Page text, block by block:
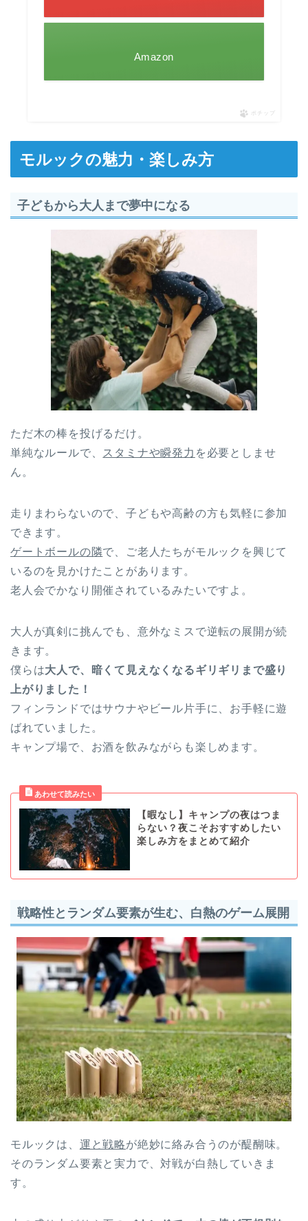
Amazon
ポチップ
モルックの魅力・楽しみ方
子どもから大人まで夢中になる
ただ木の棒を投げるだけ。
単純なルールで、 スタミナや瞬発力 を必要としませ
ん。
走りまわらないので、子どもや高齢の方も気軽に参加
できます。
ゲートボールの隣で、ご老人たちがモルックを興じて
いるのを見かけたことがあります。
老人会でかなり開催されているみたいですよ。
大人が真剣に挑んでも、意外なミスで逆転の展開が続
きます。
僕らは大人で、暗くて見えなくなるギリギリまで盛り
上がりました！
フィンランドではサウナやビール片手に、お手軽に遊
ばれていました。
キャンプ場で、お酒を飲みながらも楽しめます。
【暇なし】キャンプの夜はつま
らない？夜こそおすすめしたい
楽しみ方をまとめて紹介
戦略性とランダム要素が生む、白熱のゲーム展開
モルックは、 運と戦略が絶妙に絡み合うのが醍醐味。
そのランダム要素と実力で、対戦が白熱していきま
す。